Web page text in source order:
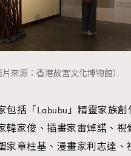
片來源：香港故宮文化博物館）
包括「Labubu」精靈家族創
韓家俊、插畫家雷焯諾、視
家章柱基、漫畫家利志達、